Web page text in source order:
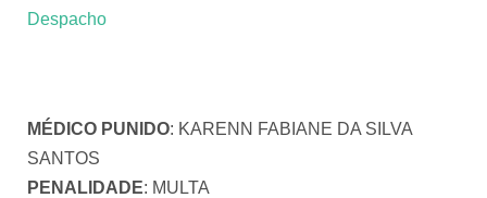
Despacho
MÉDICO PUNIDO: KARENN FABIANE DA SILVA
SANTOS
PENALIDADE: MULTA